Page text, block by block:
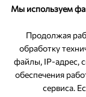
Мы используем
Продолжая
обработку
файлы, IP-адрес,
обеспечения
сервиса.